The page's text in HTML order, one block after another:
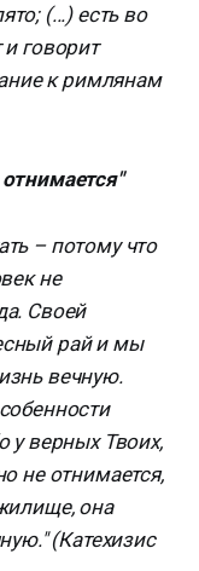
(...) есть во
говорит
к римлянам
– потому что
не
Своей
рай и мы
вечную.
у верных Твоих,
не отнимается,
она
(Катехизис